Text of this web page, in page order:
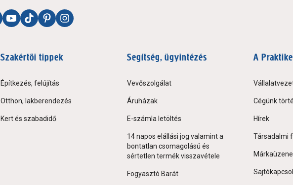
Szakértői tippek
Építkezés, felújítás
Otthon, lakberendezés
Kert és szabadidő
Segítség, ügyintézés
Vevőszolgálat
Áruházak
E-számla letöltés
14 napos elállási jog valamint a
bontatlan csomagolású és
sértetlen termék visszavétele
Fogyasztó Barát
A
Cégünk
Hírek
Társadalmi